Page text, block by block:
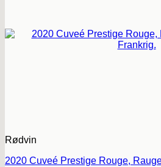
Rødvin
2020 Cuveé Prestige Rouge,